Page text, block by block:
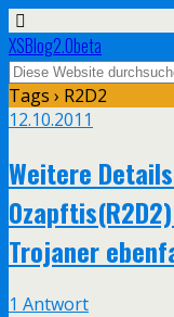
XSBlog2.0beta
Tags › R2D2
12.10.2011
Weitere
Trojaner
1 Antwort